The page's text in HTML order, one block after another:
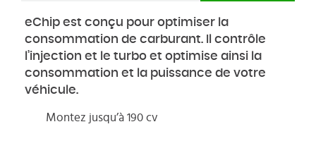
eChip est conçu pour optimiser la
consommation de carburant. Il contrôle
l’injection et le turbo et optimise ainsi la
consommation et la puissance de votre
véhicule.
Montez jusqu’à 190 cv